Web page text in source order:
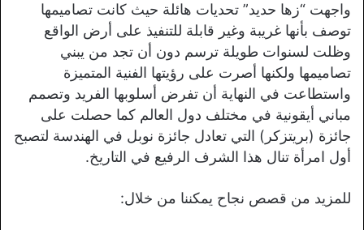
واجهت “زها حديد” تحديات هائلة حيث كانت تصاميمها
توصف بأنها غريبة وغير قابلة للتنفيذ على أرض الواقع
وظلت لسنوات طويلة ترسم دون أن تجد من يبني
تصاميمها ولكنها أصرت على رؤيتها الفنية المتميزة
واستطاعت في النهاية أن تفرض أسلوبها الفريد وتصمم
مباني أيقونية في مختلف دول العالم كما حصلت على
جائزة (بريتزكر) التي تعادل جائزة نوبل في الهندسة لتصبح
أول امرأة تنال هذا الشرف الرفيع في التاريخ.
للمزيد من قصص نجاح يمكننا من خلال: